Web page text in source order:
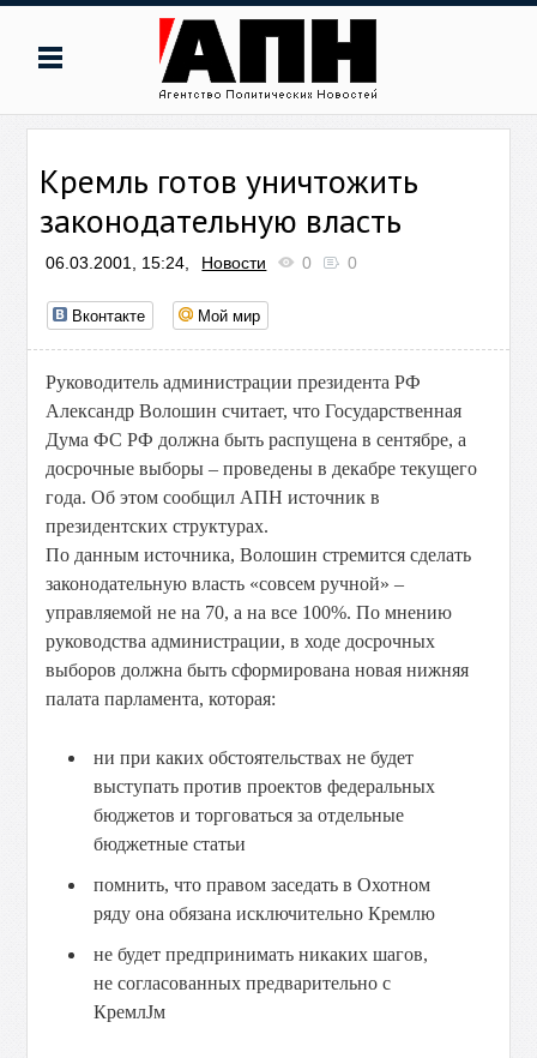
Кремль готов уничтожить
законодательную власть
06.03.2001, 15:24, Новости 0 0
Вконтакте Мой мир
Руководитель администрации президента РФ
Александр Волошин считает, что Государственная
Дума ФС РФ должна быть распущена в сентябре, а
досрочные выборы – проведены в декабре текущего
года. Об этом сообщил АПН источник в
президентских структурах.
По данным источника, Волошин стремится сделать
законодательную власть «совсем ручной» –
управляемой не на 70, а на все 100%. По мнению
руководства администрации, в ходе досрочных
выборов должна быть сформирована новая нижняя
палата парламента, которая:
ни при каких обстоятельствах не будет
выступать против проектов федеральных
бюджетов и торговаться за отдельные
бюджетные статьи
помнить, что правом заседать в Охотном
ряду она обязана исключительно Кремлю
не будет предпринимать никаких шагов,
не согласованных предварительно с
КремлЈм